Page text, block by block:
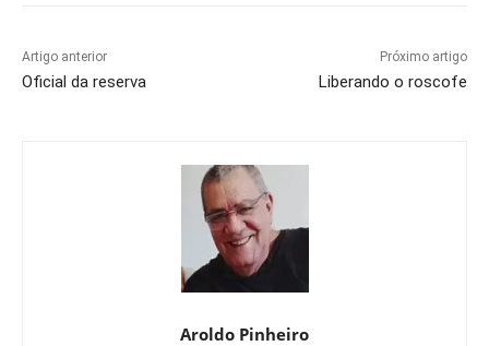
Artigo anterior
Oficial da reserva
Próximo artigo
Liberando o roscofe
Aroldo Pinheiro